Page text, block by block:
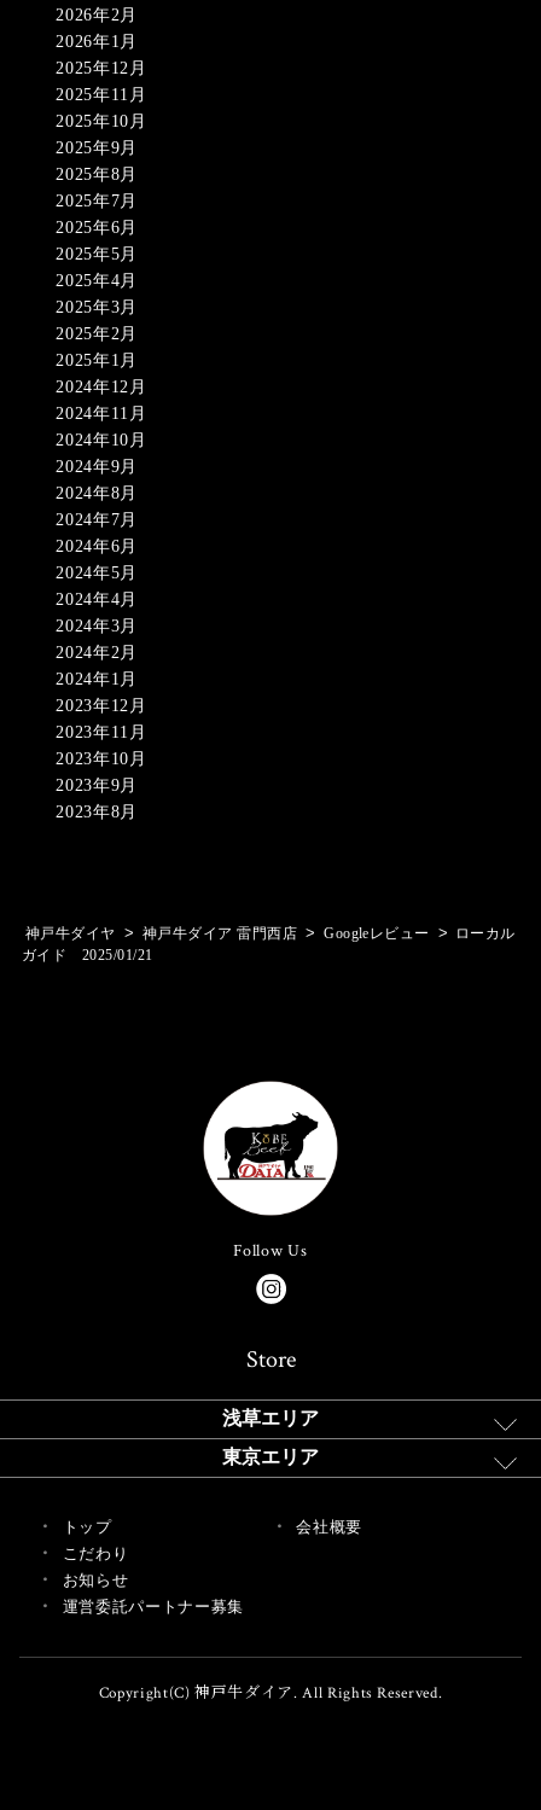
2026年2月
2026年1月
2025年12月
2025年11月
2025年10月
2025年9月
2025年8月
2025年7月
2025年6月
2025年5月
2025年4月
2025年3月
2025年2月
2025年1月
2024年12月
2024年11月
2024年10月
2024年9月
2024年8月
2024年7月
2024年6月
2024年5月
2024年4月
2024年3月
2024年2月
2024年1月
2023年12月
2023年11月
2023年10月
2023年9月
2023年8月
神戸牛ダイヤ > 神戸牛ダイア 雷門西店 > Googleレビュー >
ローカル
ガイド 2025/01/21
Follow Us
Store
浅草エリア
東京エリア
トップ
こだわり
お知らせ
運営委託パートナー募集
会社概要
Copyright(C) 神戸牛ダイア. All Rights Reserved.